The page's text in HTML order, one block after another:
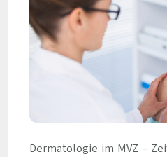
Dermatologie im MVZ –